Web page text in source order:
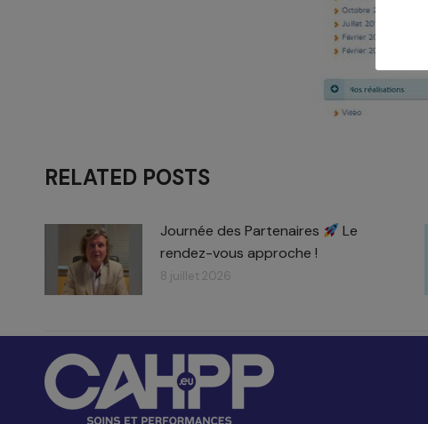
RELATED POSTS
Journée des Partenaires
Le
rendez-vous approche !
8 juillet 2026